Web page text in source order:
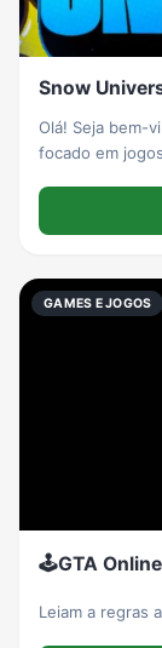
Snow
Olá! Seja bem-
focado em
GAMES E JOGOS
🕹️GTA
Leiam a regras